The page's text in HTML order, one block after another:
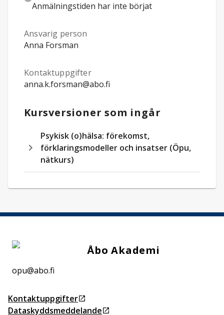
Anmälningstiden har inte börjat
Ansvarig person
Anna Forsman
Kontaktuppgifter
anna.k.forsman@abo.fi
Kursversioner som ingår
Psykisk (o)hälsa: förekomst,
förklaringsmodeller och insatser (Öpu,
nätkurs)
Åbo Akademi
opu@abo.fi
Kontaktuppgifter
Öppnas i ny flik
Dataskyddsmeddelande